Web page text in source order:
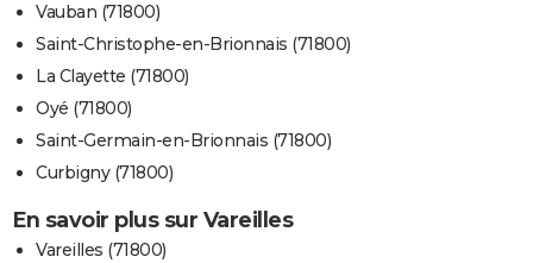
Vauban (71800)
Saint-Christophe-en-Brionnais (71800)
La Clayette (71800)
Oyé (71800)
Saint-Germain-en-Brionnais (71800)
Curbigny (71800)
En savoir plus sur Vareilles
Vareilles (71800)